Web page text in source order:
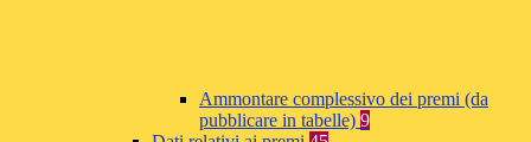
Ammontare complessivo dei premi (da
pubblicare in tabelle) 9